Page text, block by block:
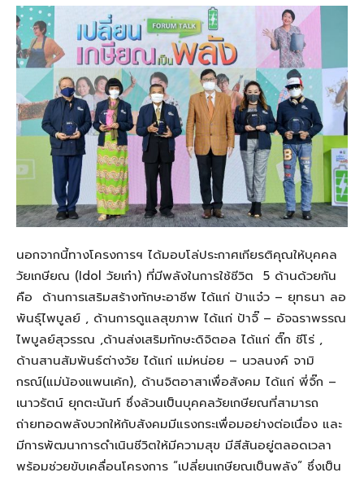
นอกจากนี้ทางโครงการฯ ได้มอบโล่ประกาศเกียรติคุณให้บุคคล
วัยเกษียณ (Idol วัยเก๋า) ที่มีพลังในการใช้ชีวิต 5 ด้านด้วยกัน
คือ ด้านการเสริมสร้างทักษะอาชีพ ได้แก่ ป้าแจ๋ว – ยุทธนา ลอ
พันธุ์ไพบูลย์ , ด้านการดูแลสุขภาพ ได้แก่ ป้าจิ๊ – อัจฉราพรรณ
ไพบูลย์สุวรรณ ,ด้านส่งเสริมทักษะดิจิตอล ได้แก่ ติ๊ก ชีโร่ ,
ด้านสานสัมพันธ์ต่างวัย ได้แก่ แม่หน่อย – นวลนงค์ จามิ
กรณ์(แม่น้องแพนเค้ก), ด้านจิตอาสาเพื่อสังคม ได้แก่ พี่จิ๊ก –
เนาวรัตน์ ยุกตะนันท์ ซึ่งล้วนเป็นบุคคลวัยเกษียณที่สามารถ
ถ่ายทอดพลังบวกให้กับสังคมมีแรงกระเพื่อมอย่างต่อเนื่อง และ
มีการพัฒนาการดำเนินชีวิตให้มีความสุข มีสีสันอยู่ตลอดเวลา
พร้อมช่วยขับเคลื่อนโครงการ “เปลี่ยนเกษียณเป็นพลัง” ซึ่งเป็น